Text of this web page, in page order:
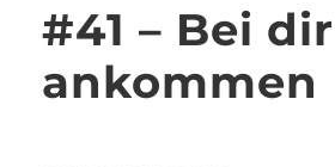
#41 – Bei
ankommen